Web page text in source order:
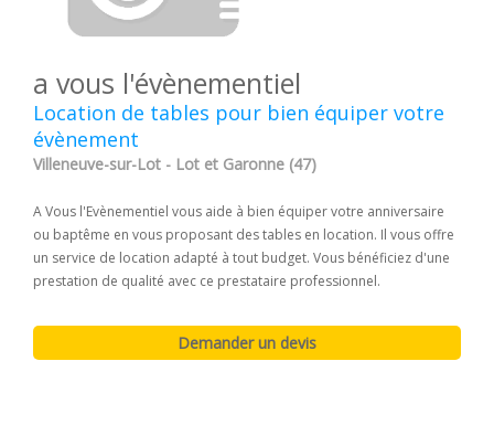
a vous l'évènementiel
Location de tables pour bien équiper votre
évènement
Villeneuve-sur-Lot - Lot et Garonne (47)
A Vous l'Evènementiel vous aide à bien équiper votre anniversaire
ou baptême en vous proposant des tables en location. Il vous offre
un service de location adapté à tout budget. Vous bénéficiez d'une
prestation de qualité avec ce prestataire professionnel.